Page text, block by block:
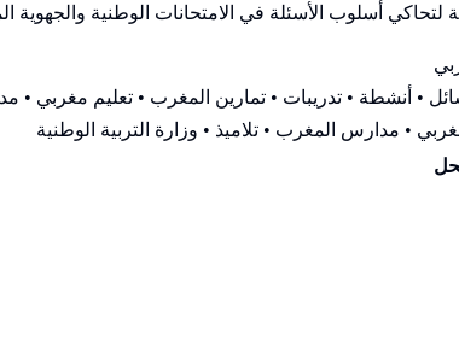
لتحاكي أسلوب الأسئلة في الامتحانات الوطنية والجهوية
• أنشطة • تدريبات • تمارين المغرب • تعليم مغربي •
• مدارس المغرب • تلاميذ • وزارة التربية الوطنية